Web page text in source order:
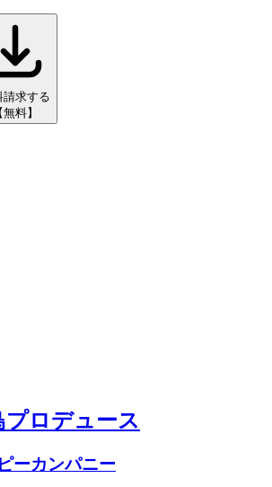
請求する
無料】
プロデュース
ーカンパニー